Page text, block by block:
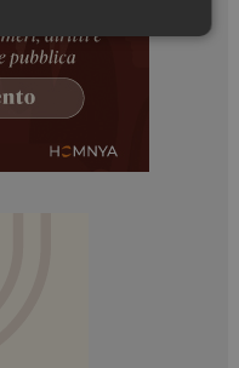
Marketing
a rendere fruibile il
di base quali la
alle aree
in grado di
cookie.